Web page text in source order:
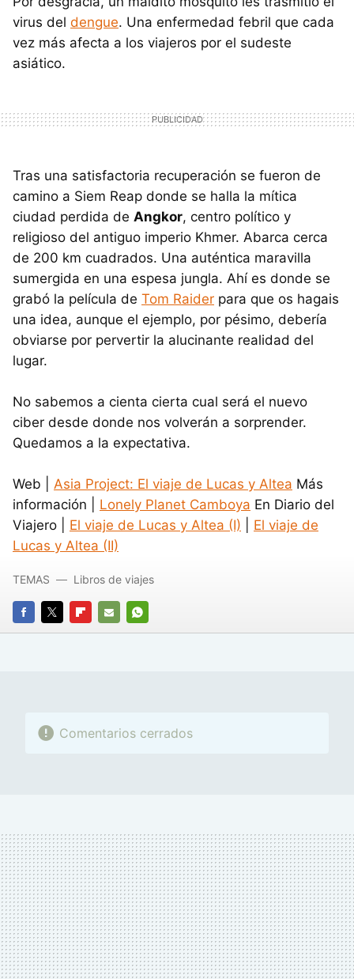
virus del dengue. Una enfermedad febril que cada
vez más afecta a los viajeros por el sudeste
asiático.
Tras una satisfactoria recuperación se fueron de
camino a Siem Reap donde se halla la mítica
ciudad perdida de Angkor, centro político y
religioso del antiguo imperio Khmer. Abarca cerca
de 200 km cuadrados. Una auténtica maravilla
sumergida en una espesa jungla. Ahí es donde se
grabó la película de Tom Raider para que os hagais
una idea, aunque el ejemplo, por pésimo, debería
obviarse por pervertir la alucinante realidad del
lugar.
No sabemos a cienta cierta cual será el nuevo
ciber desde donde nos volverán a sorprender.
Quedamos a la expectativa.
Web | Asia Project: El viaje de Lucas y Altea Más
información | Lonely Planet Camboya En Diario del
Viajero | El viaje de Lucas y Altea (I)
El viaje de
Lucas y Altea (II)
FACEBOOK
TWITTERFLIPBOARD
E-
WHATSAPP
TEMAS Libros de viajes
Comentarios cerrados